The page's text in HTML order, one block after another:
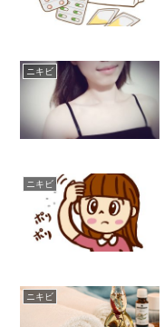
ニキビ
ニキビ
ニキビ